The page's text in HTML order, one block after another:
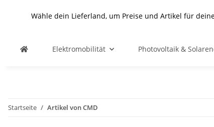
Wähle dein Lieferland, um Preise und Artikel für
Elektromobilität Photovoltaik &
Startseite Artikel von CMD